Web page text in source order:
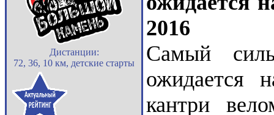
Дистанции:
72, 36, 10 км, детские старты
2016
Самый
ожидается
кантри